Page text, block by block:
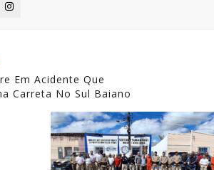
Em Acidente Que
Carreta No Sul Baiano